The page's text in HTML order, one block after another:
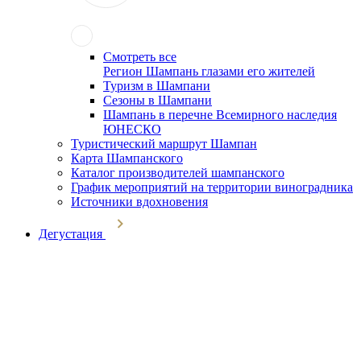
Смотреть все
Регион Шампань глазами его жителей
Туризм в Шампани
Сезоны в Шампани
Шампань в перечне Всемирного наследия
ЮНЕСКО
Туристический маршрут Шампан
Карта Шампанского
Каталог производителей шампанского
График мероприятий на территории виноградника
Источники вдохновения
Дегустация